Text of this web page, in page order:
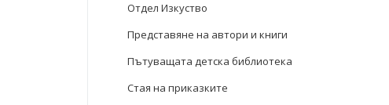
Отдел Изкуство
Представяне на автори и книги
Пътуващата детска библиотека
Стая на приказките